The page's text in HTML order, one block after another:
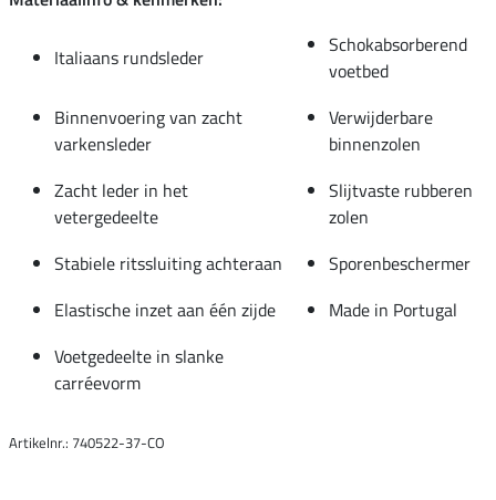
Italiaans rundsleder
Schokabsorberend
voetbed
Binnenvoering van zacht
varkensleder
Verwijderbare
binnenzolen
Zacht leder in het
vetergedeelte
Slijtvaste rubberen
zolen
Stabiele ritssluiting achteraan
Sporenbeschermer
Elastische inzet aan één zijde
Made in Portugal
Voetgedeelte in slanke
carréevorm
Artikelnr.: 740522-37-CO